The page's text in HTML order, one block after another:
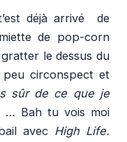
déjà arrivé de
de pop-corn
le dessus du
peu circonspect et
sûr de ce que je
Bah tu vois moi
avec High Life.